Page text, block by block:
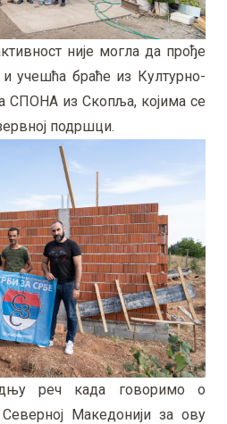
није могла да прође
учешћа браће из Културно-
СПОНА из Скопља, којима се
подршци.
реч када говоримо о
Северној Македонији за ову